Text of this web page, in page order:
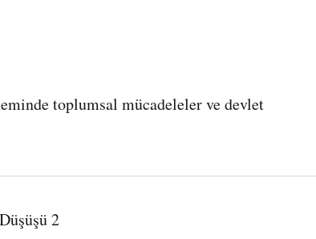
toplumsal mücadeleler ve devlet
2